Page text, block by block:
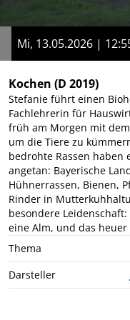
Mi, 13.05.2026 |
Kochen (D 2019)
Stefanie führt einen
Fachlehrerin für
früh am Morgen mit
um die Tiere zu
bedrohte Rassen
angetan: Bayerische
Hühnerrassen, Bienen,
Rinder in
besondere
eine Alm, und das
Thema
Darsteller